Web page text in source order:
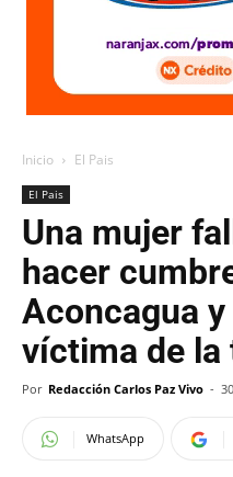
Inicio El Pais
El Pais
Una mujer
hacer
Aconcagua
víctima de la
Por Redacción Carlos Paz Vivo -
WhatsApp